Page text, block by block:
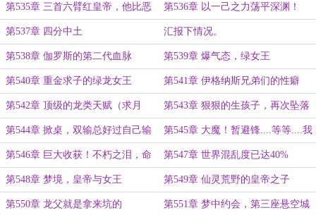
（新年快乐）
第535章 三首六臂红皇帝，他比恶
魔更恶魔
第536章 以一己之力荡平深渊！
（高潮大章，求月票）
第537章 四分中土 汇报下情况。
第538章 伽罗斯的第二代血脉 第539章 爆气态，绿女王
第540章 重金求子的绿龙女王 第541章 伊格纳斯兄弟们的性癖
第542章 顶级的龙类天赋（求月
票）
第543章 狠狠的生孩子，再次坠落
的悬空城
第544章 掀桌，双输总好过自己输
（月初求票）
第545章 大魔！暂避锋....等等....我
避他锋芒？（超大高潮章）
第546章 巨大收获！不朽之泪，命
格雏形
第547章 世界混乱度已达40%
第548章 梦境，皇帝与女王 第549章 仙灵荒野的皇帝之子
第550章 龙父就是拿来坑的 第551章 梦中约会，第三座悬空城